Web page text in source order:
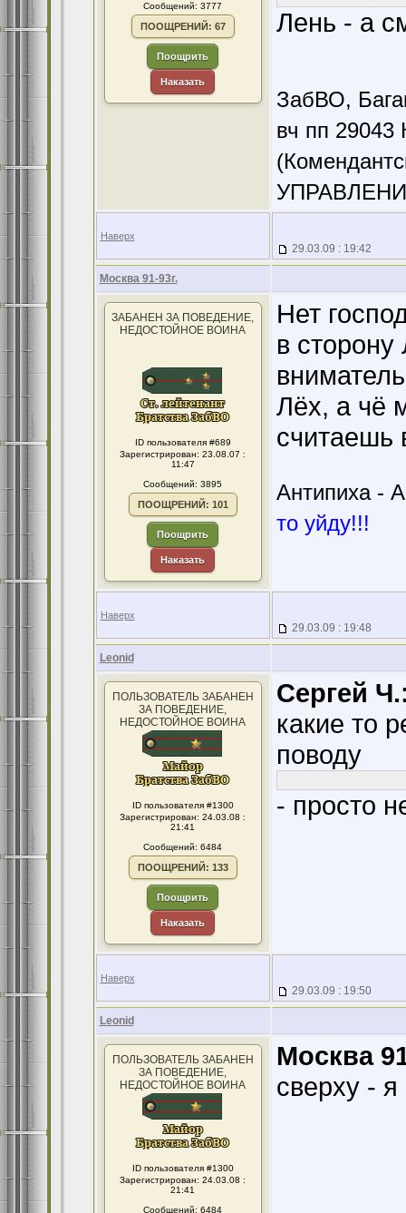
Сообщений: 3777
ПООЩРЕНИЙ: 67
Поощрить
Наказать
Лень - а
ЗабВО,
вч пп 29043
Наверх
29.03.09 : 19:42
Москва 91-93г.
ЗАБАНЕН ЗА ПОВЕДЕНИЕ,
НЕДОСТОЙНОЕ ВОИНА
ID пользователя #689
Зарегистрирован: 23.08.07 :
11:47
Сообщений: 3895
ПООЩРЕНИЙ: 101
Поощрить
Наказать
Нет
в
Лёх, а чё
Антипиха -
то уйду!!!
Наверх
29.03.09 : 19:48
Leonid
ПОЛЬЗОВАТЕЛЬ ЗАБАНЕН
ЗА ПОВЕДЕНИЕ,
НЕДОСТОЙНОЕ ВОИНА
ID пользователя #1300
Зарегистрирован: 24.03.08 :
21:41
Сообщений: 6484
ПООЩРЕНИЙ: 133
Поощрить
Наказать
Сергей
какие то
поводу
- просто
Наверх
29.03.09 : 19:50
Leonid
ПОЛЬЗОВАТЕЛЬ ЗАБАНЕН
ЗА ПОВЕДЕНИЕ,
НЕДОСТОЙНОЕ ВОИНА
ID пользователя #1300
Зарегистрирован: 24.03.08 :
21:41
Сообщений: 6484
Москва
сверху -